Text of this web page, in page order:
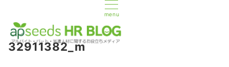
menu
32911382_m